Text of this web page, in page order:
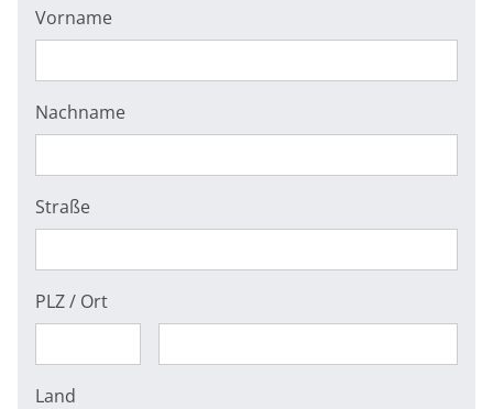
Vorname
Nachname
Straße
PLZ / Ort
Land